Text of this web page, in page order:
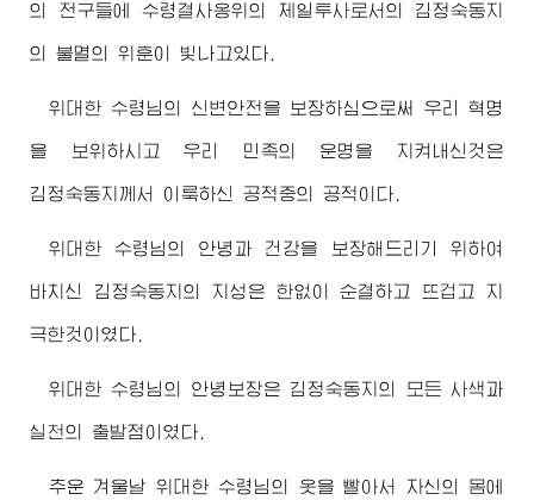
의 전구들에 수령 결사옹위의 제일투사로서의 김정숙동지
의 불멸의 위훈이 빛나고있다.
위대한 수령님의 신변안전을 보장하심으로써 우리 혁명
을 보위하시고 우리 민족의 운명을 지켜내신것은
김정숙동지 께서 이룩하신 공적중의 공적이다.
위대한 수령님의 안녕과 건강을 보장해드리기 위하여
바치신 김정숙동지 의 지성은 한없이 순결하고 뜨겁고 지
극한것이였다.
위대한 수령님의 안녕보장은 김정숙동지의 모든 사색과
실천의 출발점이였다.
추운 겨울날 위대한 수령님의 옷을 빨아서 자신의 몸에